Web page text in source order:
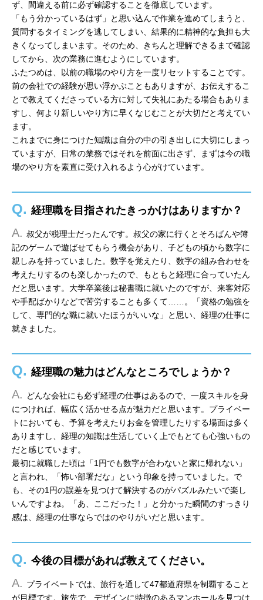
ず、間違える前に必ず確認することを徹底しています。
「もう分かっているはず」と思い込んで作業を進めてしまうと、
質問するタイミングを逃してしまい、結果的に精神的な負担も大
きくなってしまいます。そのため、きちんと理解できるまで確認
してから、次の業務に進むようにしています。
ふたつめは、以前の職場のやり方を一度リセットすることです。
前の会社での経験が思い浮かぶこともありますが、お伝えするこ
とで教えてくださっている方に対して失礼にあたる場合もありま
すし、何より新しいやり方に早くなじむことが大切だと考えてい
ます。
これまでに身につけた知識は自分の中の引き出しに大切にしまっ
ていますが、日常の業務ではそれを前面に出さず、まずは今の職
場のやり方を素直に受け入れるよう心がけています。
Q. 経理職を目指されたきっかけはありますか？
A. 叔父が税理士だったんです。叔父の家に行くとそろばんや簿
記のゲームで遊ばせてもらう機会があり、子どもの頃から数字に
親しみを持っていました。数字を覚えたり、数字の組み合わせを
考えたりするのも楽しかったので、もともと経理に合っていたん
だと思います。大学卒業後は秘書職に就いたのですが、来客対応
や手配ばかりなどで苦労することも多くて……。「資格の勉強を
して、専門的な職に就いたほうがいいな」と思い、経理の仕事に
就きました。
Q. 経理職の魅力はどんなところでしょうか？
A.
どんな会社にも必ず経理の仕事はあるので、一度スキルを身
につければ、幅広く活かせる点が魅力だと思います。プライベー
トにおいても、予算を考えたりお金を管理したりする場面は多く
ありますし、経理の知識は生活していく上でもとても心強いもの
だと感じています。
最初に就職した頃は「1円でも数字が合わないと家に帰れない」
と言われ、「怖い部署だな」という印象を持っていました。で
も、その1円の誤差を見つけて解決するのがパズルみたいで楽し
いんですよね。「あ、ここだった！」と分かった瞬間のすっきり
感は、経理の仕事ならではのやりがいだと思います。
Q. 今後の目標があれば教えてください。
A. プライベートでは、旅行を通して47都道府県を制覇すること
が目標です。旅先で、デザインに特徴のあるマンホールを見つけ